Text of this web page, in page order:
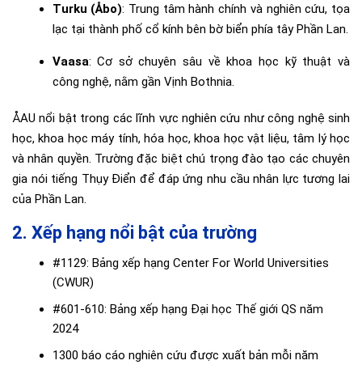
Turku (Åbo): Trung tâm hành chính và nghiên cứu, tọa
lạc tại thành phố cổ kính bên bờ biển phía tây Phần Lan.
Vaasa: Cơ sở chuyên sâu về khoa học kỹ thuật và
công nghệ, nằm gần Vịnh Bothnia.
ÅAU nổi bật trong các lĩnh vực nghiên cứu như công nghệ sinh
học, khoa học máy tính, hóa học, khoa học vật liệu, tâm lý học
và nhân quyền. Trường đặc biệt chú trọng đào tạo các chuyên
gia nói tiếng Thụy Điển để đáp ứng nhu cầu nhân lực tương lai
của Phần Lan.
2. Xếp hạng nổi bật của trường
#1129: Bảng xếp hạng Center For World Universities
(CWUR)
#601-610: Bảng xếp hạng Đại học Thế giới QS năm
2024
1300 báo cáo nghiên cứu được xuất bản mỗi năm